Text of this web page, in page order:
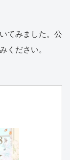
てみました。公
ください。